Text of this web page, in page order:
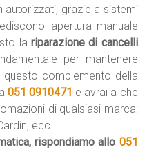
autorizzati, grazie a sistemi
lapertura manuale
lariparazione di cancelli
per mantenere
complemento della
051 0910471 e avrai a che
di qualsiasi marca:
ecc.
rispondiamo allo 051